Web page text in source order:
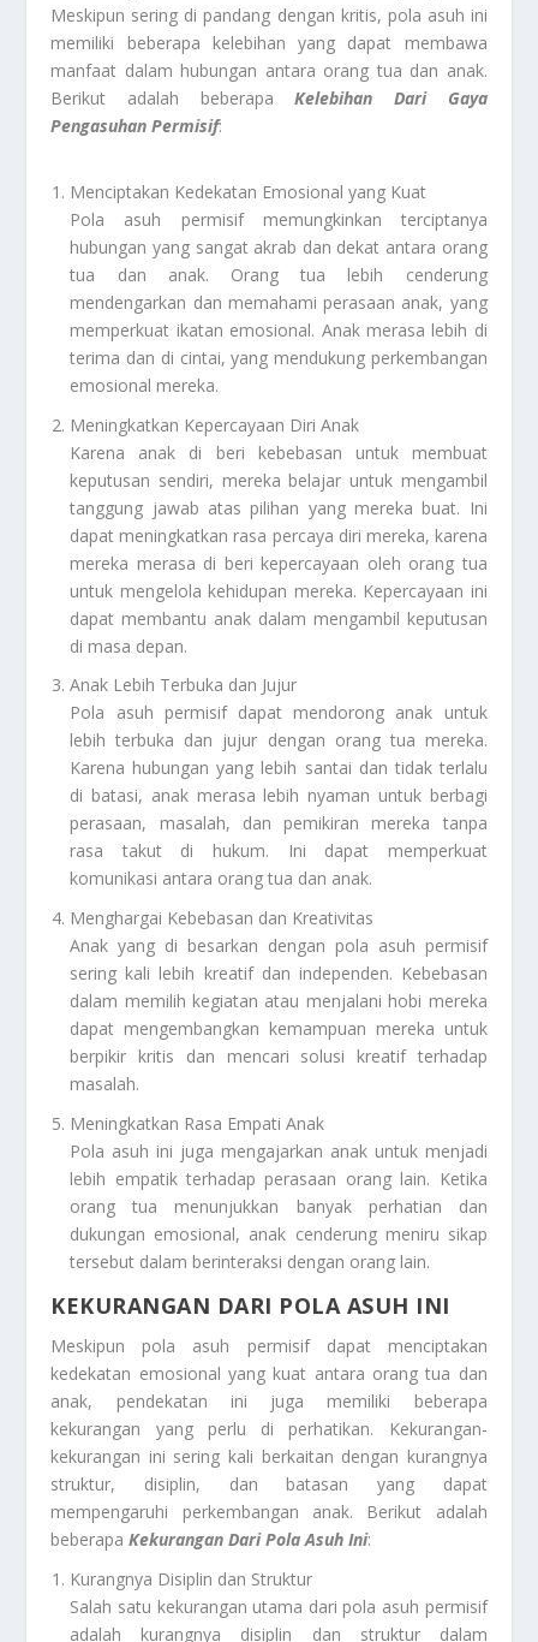
Meskipun sering di pandang dengan kritis, pola asuh ini
memiliki beberapa kelebihan yang dapat membawa
manfaat dalam hubungan antara orang tua dan anak.
Berikut adalah beberapaKelebihan Dari Gaya
Pengasuhan Permisif:
Menciptakan Kedekatan Emosional yang Kuat
Pola asuh permisif memungkinkan terciptanya
hubungan yang sangat akrab dan dekat antara orang
tua dan anak. Orang tua lebih cenderung
mendengarkan dan memahami perasaan anak, yang
memperkuat ikatan emosional. Anak merasa lebih di
terima dan di cintai, yang mendukung perkembangan
emosional mereka.
Meningkatkan Kepercayaan Diri Anak
Karena anak di beri kebebasan untuk membuat
keputusan sendiri, mereka belajar untuk mengambil
tanggung jawab atas pilihan yang mereka buat. Ini
dapat meningkatkan rasa percaya diri mereka, karena
mereka merasa di beri kepercayaan oleh orang tua
untuk mengelola kehidupan mereka. Kepercayaan ini
dapat membantu anak dalam mengambil keputusan
di masa depan.
Anak Lebih Terbuka dan Jujur
Pola asuh permisif dapat mendorong anak untuk
lebih terbuka dan jujur dengan orang tua mereka.
Karena hubungan yang lebih santai dan tidak terlalu
di batasi, anak merasa lebih nyaman untuk berbagi
perasaan, masalah, dan pemikiran mereka tanpa
rasa takut di hukum. Ini dapat memperkuat
komunikasi antara orang tua dan anak.
Menghargai Kebebasan dan Kreativitas
Anak yang di besarkan dengan pola asuh permisif
sering kali lebih kreatif dan independen. Kebebasan
dalam memilih kegiatan atau menjalani hobi mereka
dapat mengembangkan kemampuan mereka untuk
berpikir kritis dan mencari solusi kreatif terhadap
masalah.
Meningkatkan Rasa Empati Anak
Pola asuh ini juga mengajarkan anak untuk menjadi
lebih empatik terhadap perasaan orang lain. Ketika
orang tua menunjukkan banyak perhatian dan
dukungan emosional, anak cenderung meniru sikap
tersebut dalam berinteraksi dengan orang lain.
KEKURANGAN DARI POLA ASUH INI
Meskipun pola asuh permisif dapat menciptakan
kedekatan emosional yang kuat antara orang tua dan
anak, pendekatan ini juga memiliki beberapa
kekurangan yang perlu di perhatikan. Kekurangan-
kekurangan ini sering kali berkaitan dengan kurangnya
struktur, disiplin, dan batasan yang dapat
mempengaruhi perkembangan anak. Berikut adalah
beberapaKekurangan Dari Pola Asuh Ini:
Kurangnya Disiplin dan Struktur
Salah satu kekurangan utama dari pola asuh permisif
adalah kurangnya disiplin dan struktur dalam